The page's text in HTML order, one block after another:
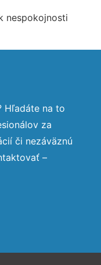
nespokojnosti
Hľadáte na to
za
či nezáväznú
–